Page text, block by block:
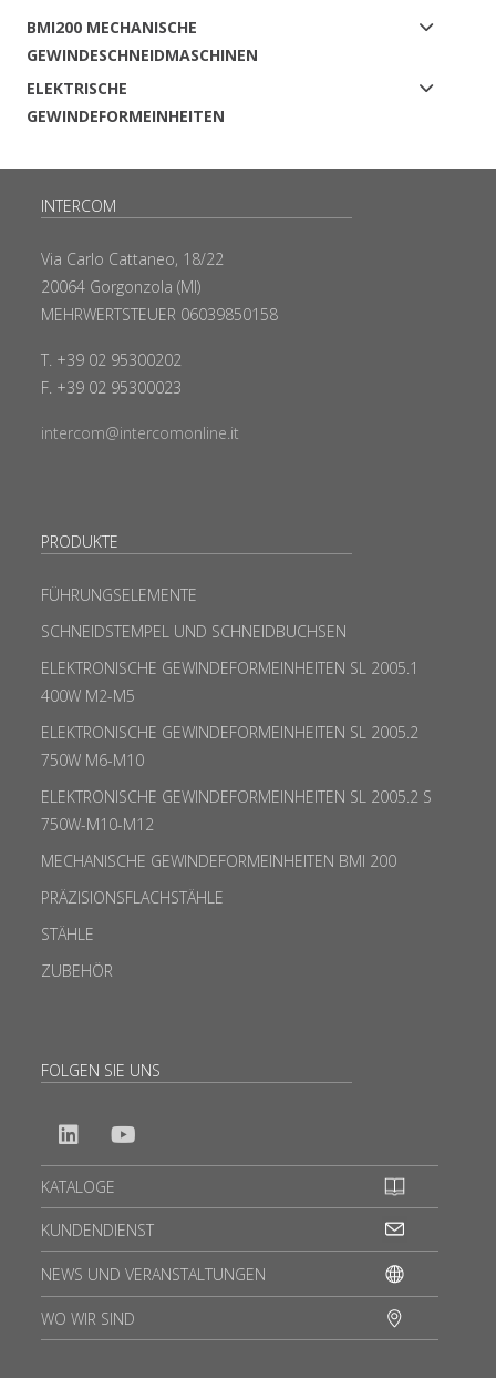
BMI200 MECHANISCHE
GEWINDESCHNEIDMASCHINEN
ELEKTRISCHE
GEWINDEFORMEINHEITEN
INTERCOM
Via Carlo Cattaneo, 18/22
20064 Gorgonzola (MI)
MEHRWERTSTEUER 06039850158
T. +39 02 95300202
F. +39 02 95300023
intercom@intercomonline.it
PRODUKTE
FÜHRUNGSELEMENTE
SCHNEIDSTEMPEL UND SCHNEIDBUCHSEN
ELEKTRONISCHE GEWINDEFORMEINHEITEN SL 2005.1
400W M2-M5
ELEKTRONISCHE GEWINDEFORMEINHEITEN SL 2005.2
750W M6-M10
ELEKTRONISCHE GEWINDEFORMEINHEITEN SL 2005.2 S
750W-M10-M12
MECHANISCHE GEWINDEFORMEINHEITEN BMI 200
PRÄZISIONSFLACHSTÄHLE
STÄHLE
ZUBEHÖR
FOLGEN SIE UNS
KATALOGE
KUNDENDIENST
NEWS UND VERANSTALTUNGEN
WO WIR SIND